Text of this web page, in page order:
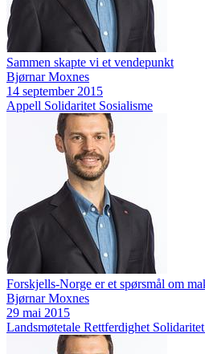
Sammen skapte vi et vendepunkt
Bjørnar Moxnes
14 september 2015
Appell Solidaritet Sosialisme
Forskjells-Norge er et spørsmål om
Bjørnar Moxnes
29 mai 2015
Landsmøtetale Rettferdighet Solidaritet